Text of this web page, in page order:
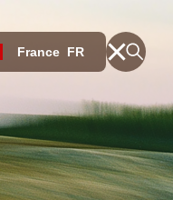
France FR